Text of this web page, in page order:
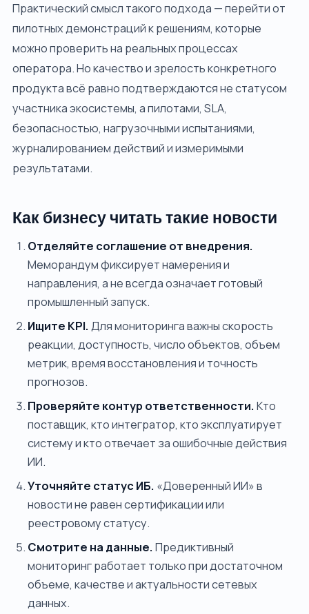
Практический смысл такого подхода — перейти от
пилотных демонстраций к решениям, которые
можно проверить на реальных процессах
оператора. Но качество и зрелость конкретного
продукта всё равно подтверждаются не статусом
участника экосистемы, а пилотами, SLA,
безопасностью, нагрузочными испытаниями,
журналированием действий и измеримыми
результатами.
Как бизнесу читать такие новости
Отделяйте соглашение от внедрения.
Меморандум фиксирует намерения и
направления, а не всегда означает готовый
промышленный запуск.
Ищите KPI. Для мониторинга важны скорость
реакции, доступность, число объектов, объем
метрик, время восстановления и точность
прогнозов.
Проверяйте контур ответственности. Кто
поставщик, кто интегратор, кто эксплуатирует
систему и кто отвечает за ошибочные действия
ИИ.
Уточняйте статус ИБ. «Доверенный ИИ» в
новости не равен сертификации или
реестровому статусу.
Смотрите на данные. Предиктивный
мониторинг работает только при достаточном
объеме, качестве и актуальности сетевых
данных.